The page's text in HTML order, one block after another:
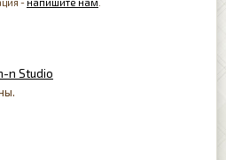
n Studio